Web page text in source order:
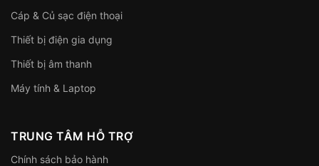
Cáp & Củ sạc điện thoại
Thiết bị điện gia dụng
Thiết bị âm thanh
Máy tính & Laptop
TRUNG TÂM HỖ TRỢ
Chính sách bảo hành